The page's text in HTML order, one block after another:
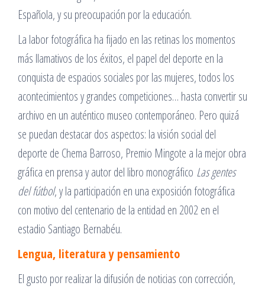
Española, y su preocupación por la educación.
La labor fotográfica ha fijado en las retinas los momentos
más llamativos de los éxitos, el papel del deporte en la
conquista de espacios sociales por las mujeres, todos los
acontecimientos y grandes competiciones… hasta convertir su
archivo en un auténtico museo contemporáneo. Pero quizá
se puedan destacar dos aspectos: la visión social del
deporte de Chema Barroso, Premio Mingote a la mejor obra
gráfica en prensa y autor del libro monográfico Las gentes
del fútbol, y la participación en una exposición fotográfica
con motivo del centenario de la entidad en 2002 en el
estadio Santiago Bernabéu.
Lengua, literatura y pensamiento
El gusto por realizar la difusión de noticias con corrección,